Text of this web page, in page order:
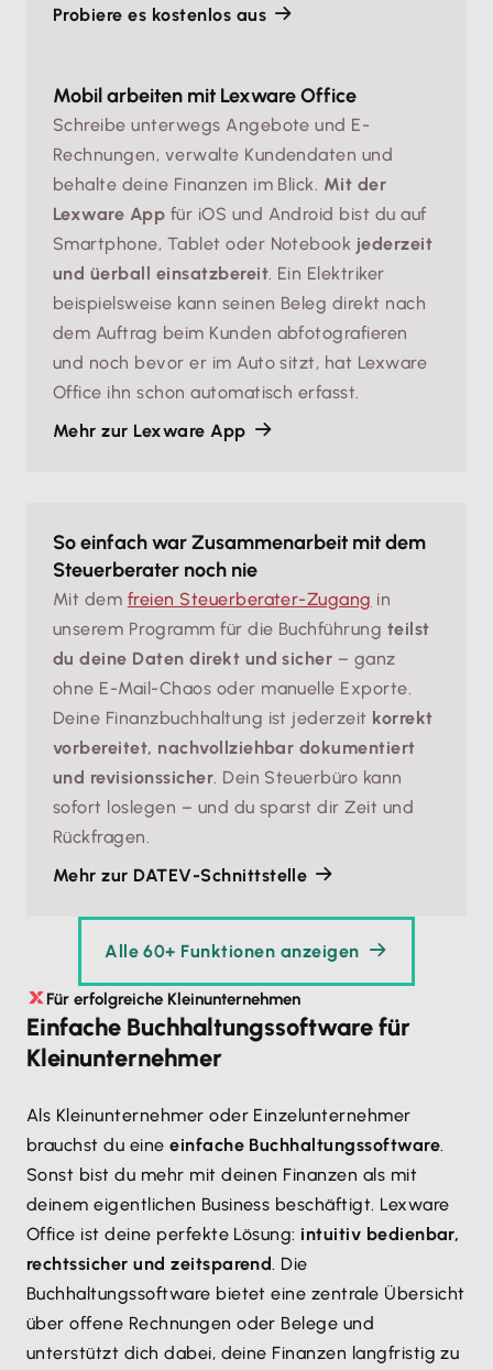
Probiere es kostenlos aus
Mobil arbeiten mit Lexware Office
Schreibe unterwegs Angebote und E-
Rechnungen, verwalte Kundendaten und
behalte deine Finanzen im Blick. Mit der
Lexware App für iOS und Android bist du auf
Smartphone, Tablet oder Notebook jederzeit
und üerball einsatzbereit . Ein Elektriker
beispielsweise kann seinen Beleg direkt nach
dem Auftrag beim Kunden abfotografieren
und noch bevor er im Auto sitzt, hat Lexware
Office ihn schon automatisch erfasst.
Mehr zur Lexware App
So einfach war Zusammenarbeit mit dem
Steuerberater noch nie
Mit dem freien Steuerberater-Zugang in
unserem Programm für die Buchführung teilst
du deine Daten direkt und sicher – ganz
ohne E-Mail-Chaos oder manuelle Exporte.
Deine Finanzbuchhaltung ist jederzeit korrekt
vorbereitet, nachvollziehbar dokumentiert
und revisionssicher . Dein Steuerbüro kann
sofort loslegen – und du sparst dir Zeit und
Rückfragen.
Mehr zur DATEV-Schnittstelle
Alle 60+ Funktionen anzeigen
Für erfolgreiche Kleinunternehmen
Einfache Buchhaltungssoftware für
Kleinunternehmer
Als Kleinunternehmer oder Einzelunternehmer
brauchst du eineeinfache Buchhaltungssoftware.
Sonst bist du mehr mit deinen Finanzen als mit
deinem eigentlichen Business beschäftigt. Lexware
Office ist deine perfekte Lösung: intuitiv bedienbar,
rechtssicher und zeitsparend. Die
Buchhaltungssoftware bietet eine zentrale Übersicht
über offene Rechnungen oder Belege und
unterstützt dich dabei, deine Finanzen langfristig zu